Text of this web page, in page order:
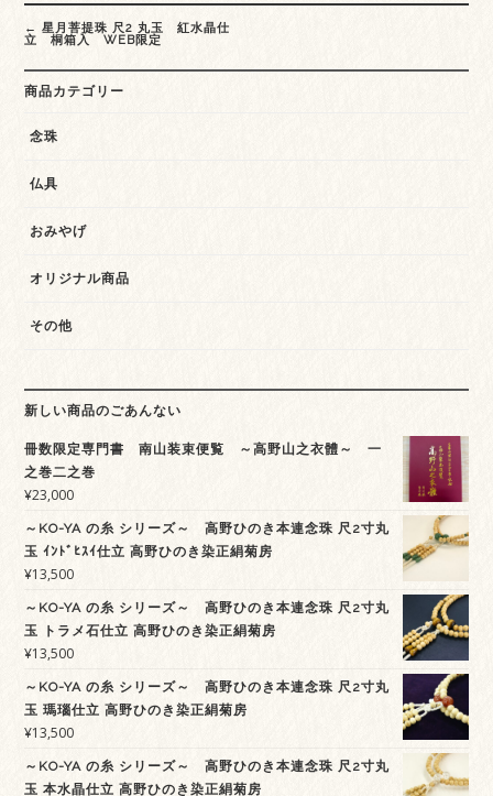
Post
navigation
← 星月菩提珠 尺2 丸玉 紅水晶仕
立 桐箱入 WEB限定
商品カテゴリー
念珠
仏具
おみやげ
オリジナル商品
その他
新しい商品のごあんない
冊数限定専門書 南山装束便覧 ～高野山之衣體～ 一
之巻二之巻
¥23,000
～KO-YA の糸 シリーズ～ 高野ひのき本連念珠 尺2寸丸
玉 ｲﾝﾄﾞﾋｽｲ仕立 高野ひのき染正絹菊房
¥13,500
～KO-YA の糸 シリーズ～ 高野ひのき本連念珠 尺2寸丸
玉 トラメ石仕立 高野ひのき染正絹菊房
¥13,500
～KO-YA の糸 シリーズ～ 高野ひのき本連念珠 尺2寸丸
玉 瑪瑙仕立 高野ひのき染正絹菊房
¥13,500
～KO-YA の糸 シリーズ～ 高野ひのき本連念珠 尺2寸丸
玉 本水晶仕立 高野ひのき染正絹菊房